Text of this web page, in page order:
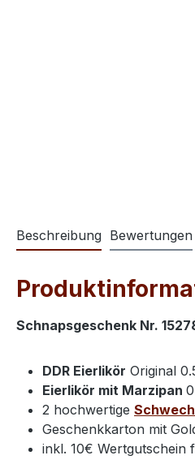
Beschreibung Bewertungen
Schnapsgeschenk Nr.
DDR Eierlikör Original
Eierlikör mit Marzipan
2 hochwertige
Geschenkkarton mit
inkl. 10€